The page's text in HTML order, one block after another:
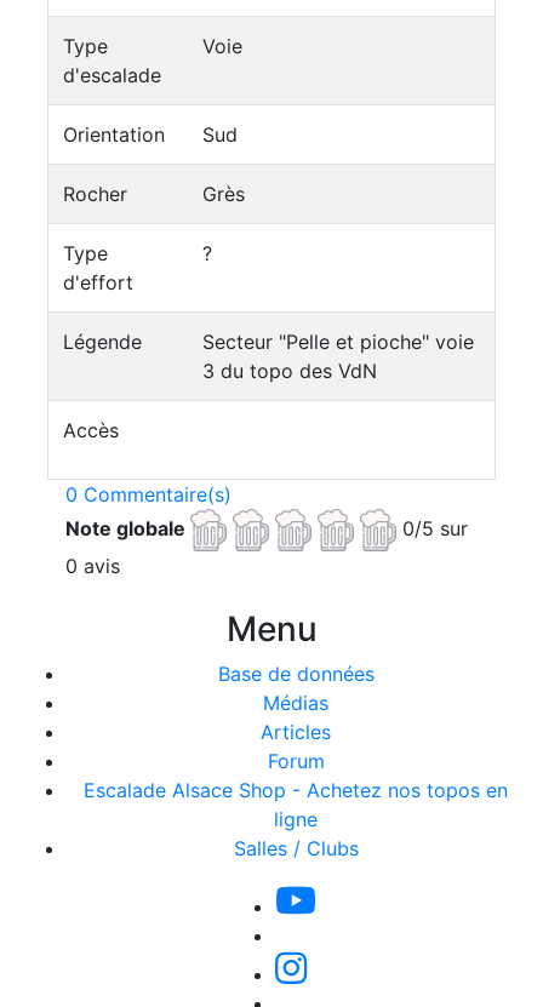
Type
d'escalade
Voie
Orientation Sud
Rocher Grès
Type
d'effort
?
Légende
Secteur "Pelle et pioche" voie
3 du topo des VdN
Accès
0 Commentaire(s)
Note globale
0/5 sur
0 avis
Menu
Base de données
Médias
Articles
Forum
Escalade Alsace Shop - Achetez nos topos en
ligne
Salles / Clubs